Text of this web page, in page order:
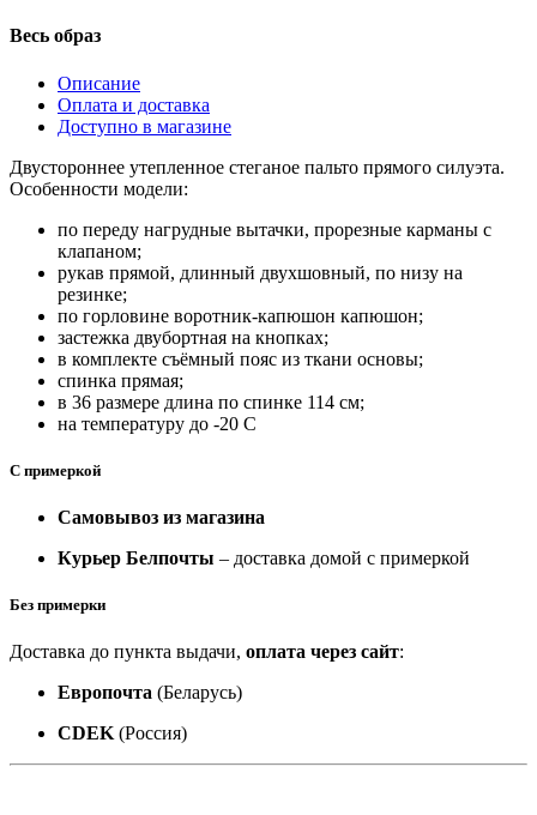
Весь образ
Описание
Оплата и доставка
Доступно в магазине
Двустороннее утепленное стеганое пальто прямого силуэта.
Особенности модели:
по переду нагрудные вытачки, прорезные карманы с
клапаном;
рукав прямой, длинный двухшовный, по низу на
резинке;
по горловине воротник-капюшон капюшон;
застежка двубортная на кнопках;
в комплекте съёмный пояс из ткани основы;
спинка прямая;
в 36 размере длина по спинке 114 см;
на температуру до -20 C
С примеркой
Самовывоз из магазина
Курьер Белпочты – доставка домой с примеркой
Без примерки
Доставка до пункта выдачи, оплата через сайт:
Европочта (Беларусь)
CDEK (Россия)